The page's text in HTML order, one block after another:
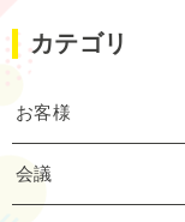
カテゴリ
お客様
会議